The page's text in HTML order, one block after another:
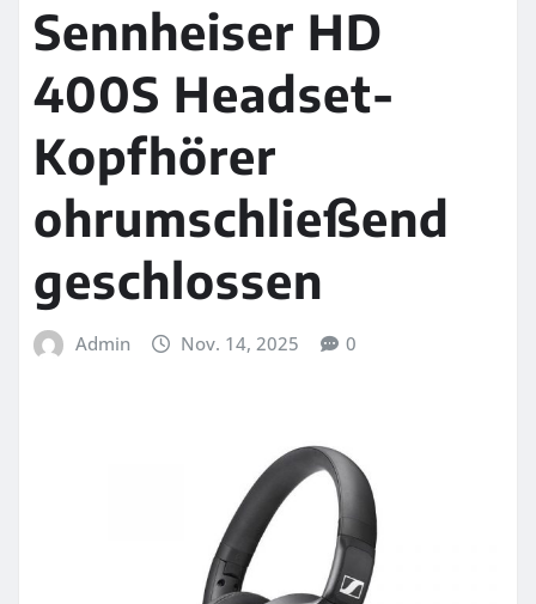
Sennheiser HD
400S Headset-
Kopfhörer
ohrumschließend
geschlossen
Admin Nov. 14, 2025 0